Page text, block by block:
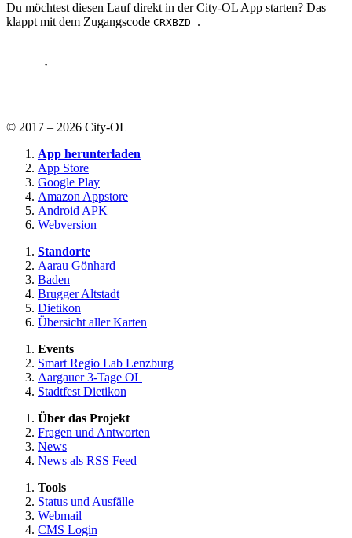
Du möchtest diesen Lauf direkt in der City-OL App starten? Das
klappt mit dem Zugangscode CRXBZD .
© 2017 – 2026 City-OL
App herunterladen
App Store
Google Play
Amazon Appstore
Android APK
Webversion
Standorte
Aarau Gönhard
Baden
Brugger Altstadt
Dietikon
Übersicht aller Karten
Events
Smart Regio Lab Lenzburg
Aargauer 3-Tage OL
Stadtfest Dietikon
Über das Projekt
Fragen und Antworten
News
News als RSS Feed
Tools
Status und Ausfälle
Webmail
CMS Login